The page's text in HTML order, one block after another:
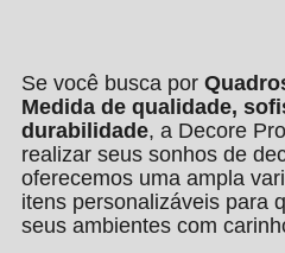
Se você busca por
Medida de qualidade,
durabilidade, a Decore
realizar seus sonhos de
oferecemos uma ampla
itens personalizáveis para
seus ambientes com